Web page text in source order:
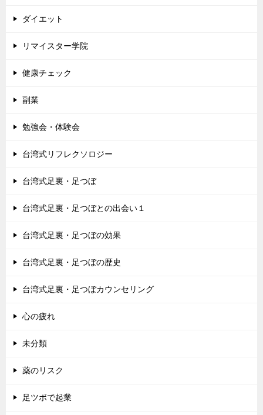
ダイエット
リマイスター学院
健康チェック
副業
勉強会・体験会
台湾式リフレクソロジー
台湾式足裏・足つぼ
台湾式足裏・足つぼとの出会い１
台湾式足裏・足つぼの効果
台湾式足裏・足つぼの歴史
台湾式足裏・足つぼカウンセリング
心の疲れ
未分類
薬のリスク
足ツボで起業